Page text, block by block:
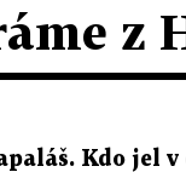
z
Kdo jel